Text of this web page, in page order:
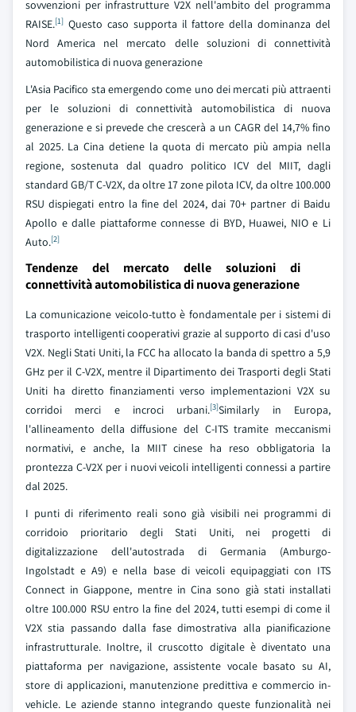
sovvenzioni per infrastrutture V2X nell'ambito del programma
RAISE.[1] Questo caso supporta il fattore della dominanza del
Nord America nel mercato delle soluzioni di connettività
automobilistica di nuova generazione
L'Asia Pacifico sta emergendo come uno dei mercati più attraenti
per le soluzioni di connettività automobilistica di nuova
generazione e si prevede che crescerà a un CAGR del 14,7% fino
al 2025. La Cina detiene la quota di mercato più ampia nella
regione, sostenuta dal quadro politico ICV del MIIT, dagli
standard GB/T C-V2X, da oltre 17 zone pilota ICV, da oltre 100.000
RSU dispiegati entro la fine del 2024, dai 70+ partner di Baidu
Apollo e dalle piattaforme connesse di BYD, Huawei, NIO e Li
Auto.[2]
Tendenze del mercato delle soluzioni di
connettività automobilistica di nuova generazione
La comunicazione veicolo-tutto è fondamentale per i sistemi di
trasporto intelligenti cooperativi grazie al supporto di casi d'uso
V2X. Negli Stati Uniti, la FCC ha allocato la banda di spettro a 5,9
GHz per il C-V2X, mentre il Dipartimento dei Trasporti degli Stati
Uniti ha diretto finanziamenti verso implementazioni V2X su
corridoi merci e incroci urbani.[3]Similarly in Europa,
l'allineamento della diffusione del C-ITS tramite meccanismi
normativi, e anche, la MIIT cinese ha reso obbligatoria la
prontezza C-V2X per i nuovi veicoli intelligenti connessi a partire
dal 2025.
I punti di riferimento reali sono già visibili nei programmi di
corridoio prioritario degli Stati Uniti, nei progetti di
digitalizzazione dell'autostrada di Germania (Amburgo-
Ingolstadt e A9) e nella base di veicoli equipaggiati con ITS
Connect in Giappone, mentre in Cina sono già stati installati
oltre 100.000 RSU entro la fine del 2024, tutti esempi di come il
V2X stia passando dalla fase dimostrativa alla pianificazione
infrastrutturale. Inoltre, il cruscotto digitale è diventato una
piattaforma per navigazione, assistente vocale basato su AI,
store di applicazioni, manutenzione predittiva e commercio in-
vehicle. Le aziende stanno integrando queste funzionalità nei